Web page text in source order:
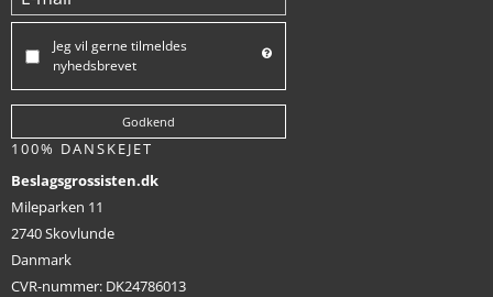
Jeg vil gerne tilmeldes
nyhedsbrevet
Godkend
100% DANSKEJET
Beslagsgrossisten.dk
Mileparken 11
2740 Skovlunde
Danmark
CVR-nummer: DK24786013